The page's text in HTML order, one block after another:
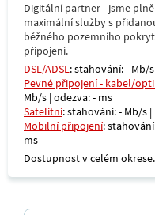
Digitální partner - jsme
maximální služby s
běžného pozemního
připojení.
DSL/ADSL: stahování: - Mb/
Pevné připojení - kabel/
Mb/s | odezva: - ms
Satelitní: stahování: - Mb/s
Mobilní připojení:
ms
Dostupnost v celém okrese.